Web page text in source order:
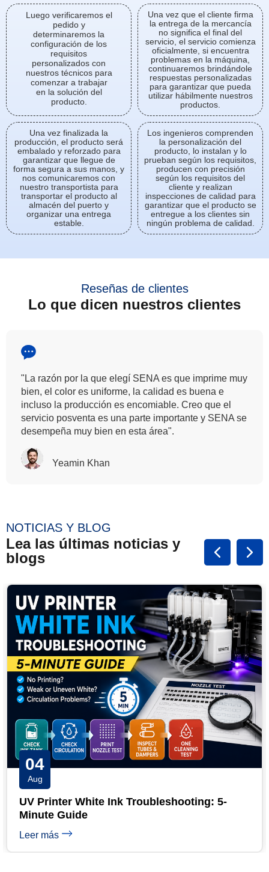
Luego verificaremos el
pedido y
determinaremos la
configuración de los
requisitos
personalizados con
nuestros técnicos para
comenzar a trabajar
en la solución del
producto.
Una vez que el cliente firma
la entrega de la mercancía
no significa el final del
servicio, el servicio comienza
oficialmente, si encuentra
problemas en la máquina,
continuaremos brindándole
respuestas personalizadas
para garantizar que pueda
utilizar hábilmente nuestros
productos.
Una vez finalizada la
producción, el producto será
embalado y reforzado para
garantizar que llegue de
forma segura a sus manos, y
nos comunicaremos con
nuestro transportista para
transportar el producto al
almacén del puerto y
organizar una entrega
estable.
Los ingenieros comprenden
la personalización del
producto, lo instalan y lo
prueban según los requisitos,
producen con precisión
según los requisitos del
cliente y realizan
inspecciones de calidad para
garantizar que el producto se
entregue a los clientes sin
ningún problema de calidad.
Reseñas de clientes
Lo que dicen nuestros clientes
"Todos nuestros clientes han avalado la solidez del
color que ofrecemos. Por eso, queríamos que la
misma calidad se transfiriera incluso en la impresión
digital para que pudiera complementar nuestra
técnica de estampación manual, y es algo que SENA
NOTICIAS Y BLOG
Lea las últimas noticias y
blogs
03
Aug
UV Printhead Maintenance: Extend Ricoh &
Epson Head Life
Leer más